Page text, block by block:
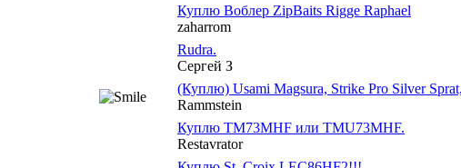
Куплю Воблер ZipBaits Rigge Raphael
zaharrom
Rudra.
Сергей З
(Куплю) Usami Magsura, Strike Pro Silver
Rammstein
Куплю TM73MHF или TMU73MHF.
Restavrator